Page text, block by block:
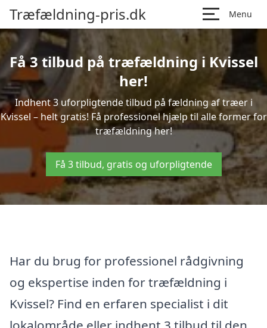
Træfældning-pris.dk Menu
Få 3 tilbud på træfældning i Kvissel
her!
Indhent 3 uforpligtende tilbud på fældning af træer i
Kvissel – helt gratis! Få professionel hjælp til alle former for
træfældning her!
Få 3 tilbud, gratis og uforpligtende
Har du brug for professionel rådgivning
og ekspertise inden for træfældning i
Kvissel? Find en erfaren specialist i dit